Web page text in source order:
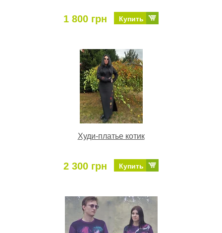
1 800 грн Купить
Худи-платье котик
2 300 грн Купить